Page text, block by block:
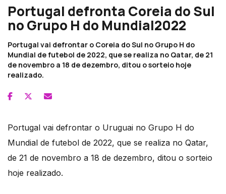
Portugal defronta Coreia do Sul
no Grupo H do Mundial2022
Portugal vai defrontar o Coreia do Sul no Grupo H do
Mundial de futebol de 2022, que se realiza no Qatar, de 21
de novembro a 18 de dezembro, ditou o sorteio hoje
realizado.
Portugal vai defrontar o Uruguai no Grupo H do
Mundial de futebol de 2022, que se realiza no Qatar,
de 21 de novembro a 18 de dezembro, ditou o sorteio
hoje realizado.